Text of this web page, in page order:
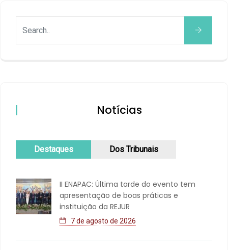
Notícias
Destaques Dos Tribunais
II ENAPAC: Última tarde do evento tem
apresentação de boas práticas e
instituição da REJUR
7 de agosto de 2026